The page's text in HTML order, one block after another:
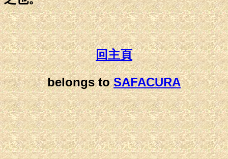
回主頁
belongs toSAFACURA